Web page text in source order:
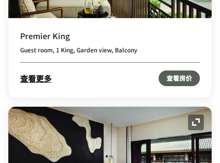
Premier King
Guest room, 1 King, Garden view, Balcony
查看更多 查看房价
展开